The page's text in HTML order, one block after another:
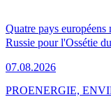
Quatre pays européens
Russie pour l'Ossétie
07.08.2026
PROENERGIE,